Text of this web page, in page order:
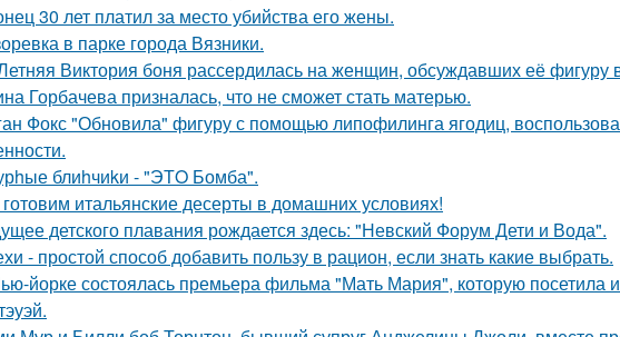
30 лет платил за место убийства его жены.
в парке города Вязники.
Виктория боня рассердилась на женщин, обсуждавших её фигуру
Горбачева призналась, что не сможет стать матерью.
Фокс "Обновила" фигуру с помощью липофилинга ягодиц,
блиhчиkи - "ЭТO Бомба".
итальянские десерты в домашних условиях!
детского плавания рождается здесь: "Невский Форум Дети и Вода".
- простой способ добавить пользу в рацион, если знать какие выбрать.
йорке состоялась премьера фильма "Мать Мария", которую посетила